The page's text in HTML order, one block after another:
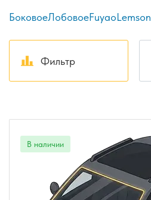
БоковоеЛобовоеFuyaoLemson
Фильтр